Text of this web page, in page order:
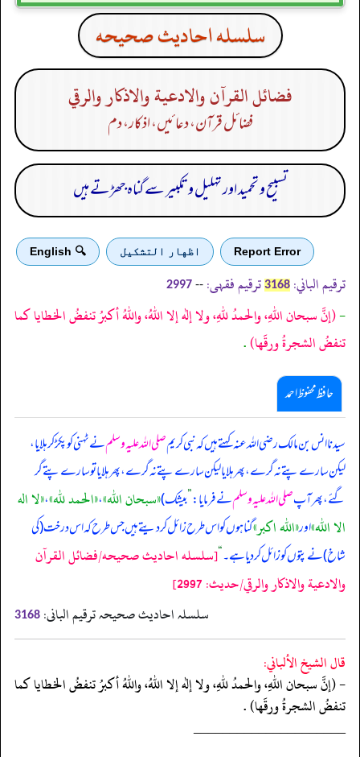
سلسله احاديث صحيحه
فضائل القرآن والادعية والاذكار والرقي
فضائل قرآن، دعا ئیں، اذکار، دم
تسبیح و تحمید اور تہلیل و تکبیر سے گناہ جھڑتے ہیں
Report Error اظهار التشكيل 🔍 English
ترقیم الباني: 3168 ترقیم فقہی: --
2997
-(إنَّ سبحان اللهِ، والحمدُ للهِ، ولا إله إلا اللهُ، واللهُ أكبرُ تنفضُ الخطايا كما
تنفضُ الشجرةُ ورقَها).
حافظ محفوظ احمد
سیدنا انس بن مالک رضی اللہ عنہ کہتے ہیں کہ نبی کریمصلی اللہ علیہ وسلمنے ٹہنی کو پکڑ کر ہلایا،
لیکن سارے پتے نہ گرے، پھر ہلایا لیکن سارے پتے نہ گرے، پھر ہلایا تو سارے پتے گر
گئے، پھر آپصلی اللہ علیہ وسلمنے فرمایا:”بیشک)«سبحان الله»،«الحمد لله»،«لا اله
الا الله»اور«الله اكبر»گناہوں کو اس طرح زا ئل کر دیتے ہیں جس طرح کہ اس درخت (‏‏‏‏کی
شاخ) نے پتوں کو زائل کر دیا ہے۔“[سلسله احاديث صحيحه/فضائل القرآن
والادعية والاذكار والرقي/حدیث: 2997]
سلسلہ احادیث صحیحہ ترقیم البانی: 3168
قال الشيخ الألباني:
- (إنَّ سبحان اللهِ، والحمدُ للهِ، ولا إله إلا اللهُ، واللهُ أكبرُ تنفضُ الخطايا كما
تنفضُ الشجرةُ ورقَها) .
‏‏‏‏_____________________